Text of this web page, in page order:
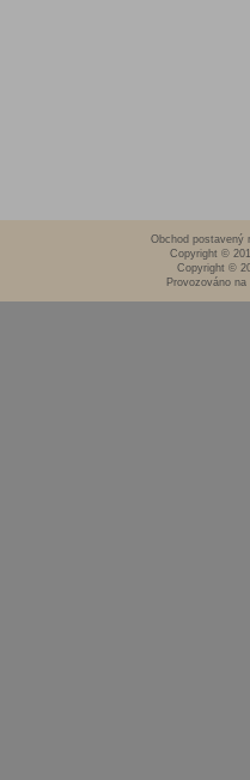
Obchod postavený
Copyright ©
Copyright ©
Provozováno